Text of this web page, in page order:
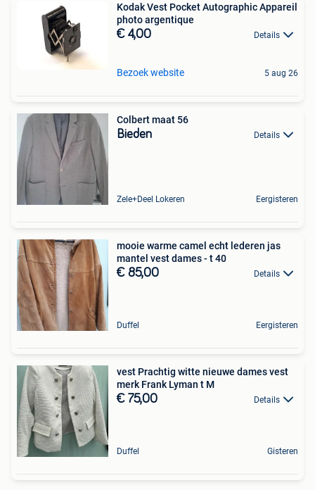
Kodak Vest Pocket Autographic Appareil
photo argentique
€ 4,00 Details
Bezoek website 5 aug 26
Colbert maat 56
Bieden Details
Zele+Deel Lokeren Eergisteren
mooie warme camel echt lederen jas
mantel vest dames - t 40
€ 85,00 Details
Duffel Eergisteren
vest Prachtig witte nieuwe dames vest
merk Frank Lyman t M
€ 75,00 Details
Duffel Gisteren